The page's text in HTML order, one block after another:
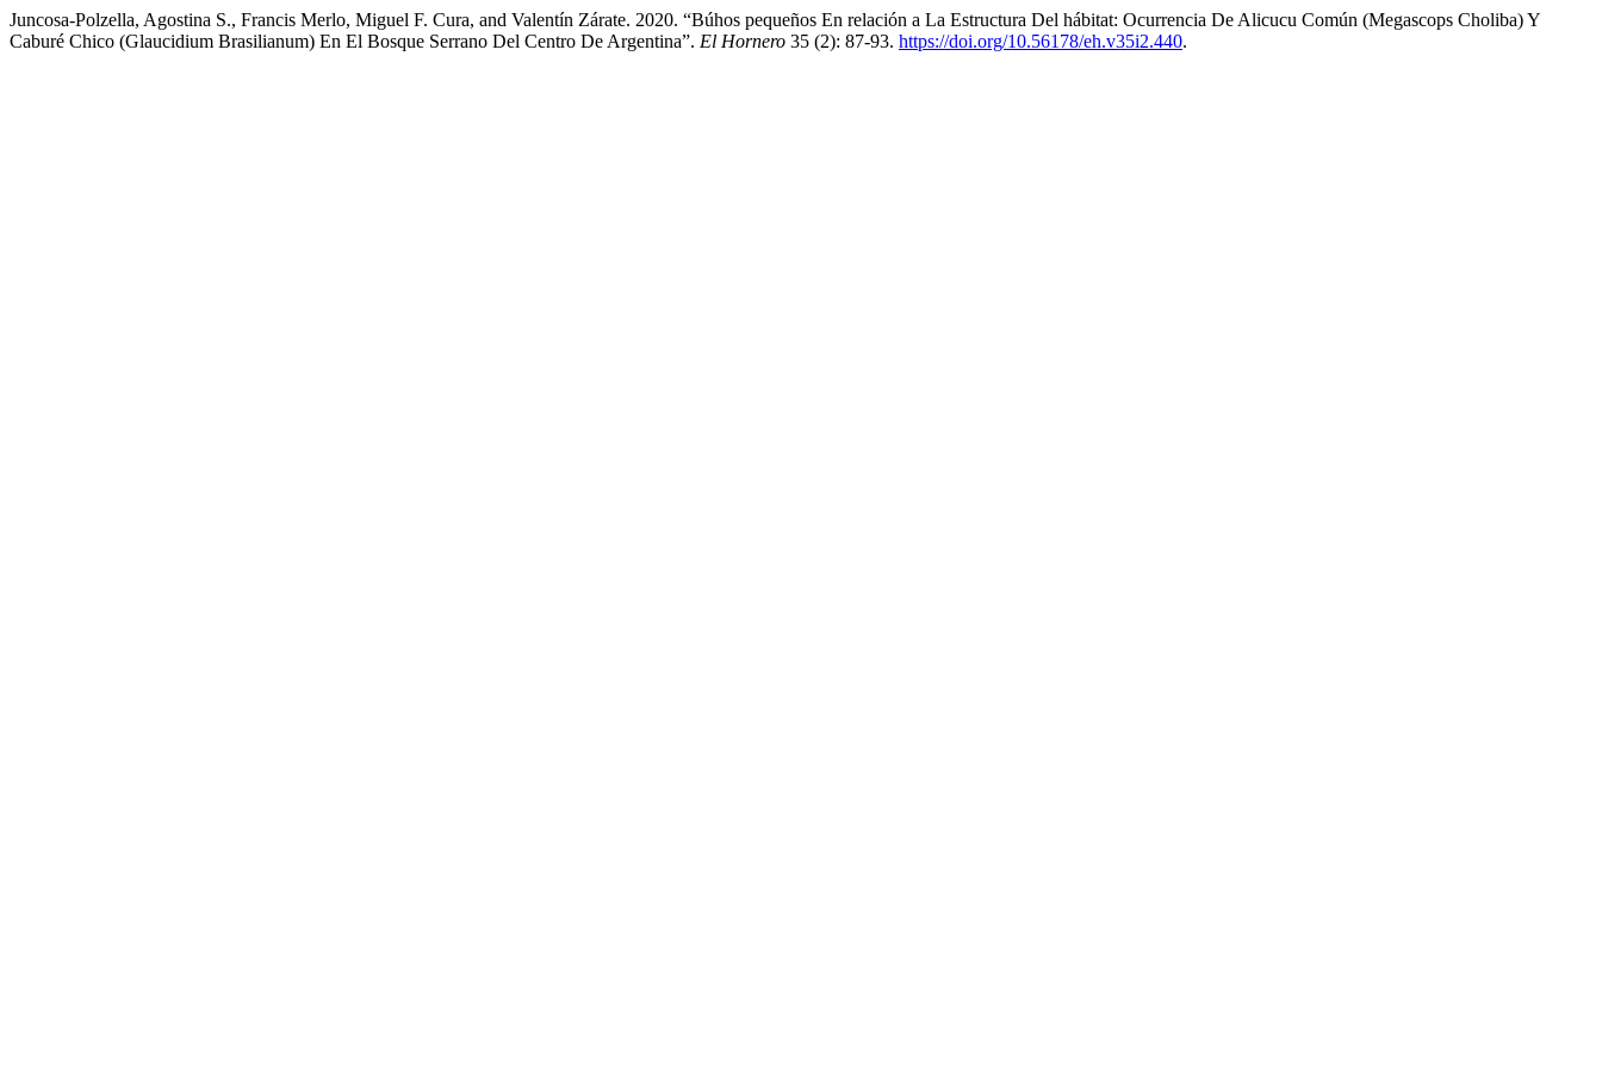
Juncosa-Polzella, Agostina S., Francis Merlo, Miguel F. Cura, and Valentín Zárate. 2020. “Búhos pequeños En relación a La Estructura Del hábitat: Ocurrencia De Alicucu Común (Megascops Choliba) Y
Caburé Chico (Glaucidium Brasilianum) En El Bosque Serrano Del Centro De Argentina”. El Hornero 35 (2): 87-93. https://doi.org/10.56178/eh.v35i2.440.